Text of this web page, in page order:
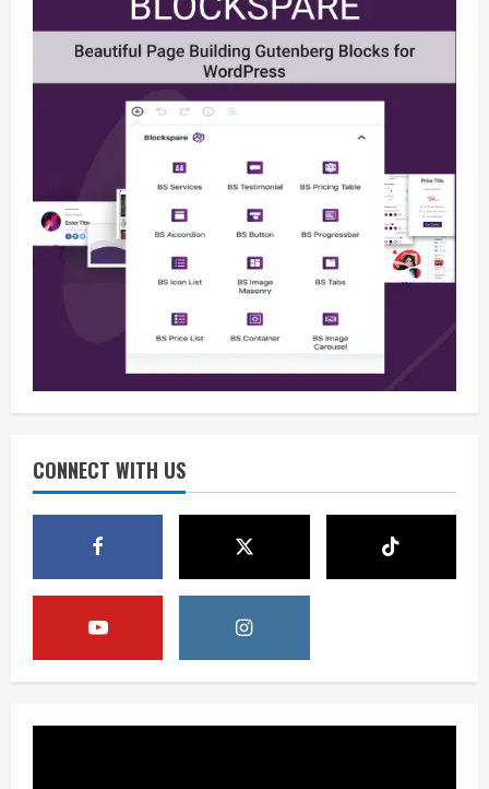
CONNECT WITH US
Berita
BMP Kecam Aksi KNPB, Serukan
Persatuan Demi Papua yang Kondusif
August 6, 2026
3
Perang Algoritma AI Makin Kompleks,
Digital
August 6, 2026
Pemerintah Perkuat Ekosistem Media
Digital Nasional Hadapi Perang
Algoritma AI
August 6, 2026
Opini
Etika, Verifikasi, dan Media Tepercaya